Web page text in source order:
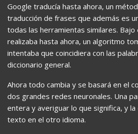
Google traducía hasta ahora, un
traducción de frases que además es
todas las herramientas similares.
realizaba hasta ahora, un algoritmo
intentaba que coincidiera con las
diccionario general.
Ahora todo cambia y se basará en el
dos grandes redes neuronales. Una
entera y averiguar lo que significa, y
texto en el otro idioma.